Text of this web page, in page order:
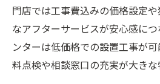
門店では工事費込みの価格設定
なアフターサービスが安心感に
ンターは低価格での設置工事が
料点検や相談窓口の充実が大きな